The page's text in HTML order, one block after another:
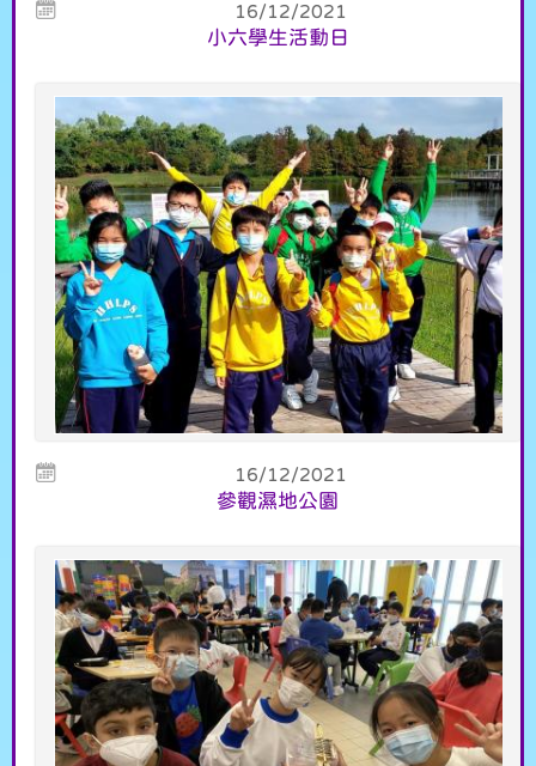
16/12/2021
小六學生活動日
16/12/2021
參觀濕地公園